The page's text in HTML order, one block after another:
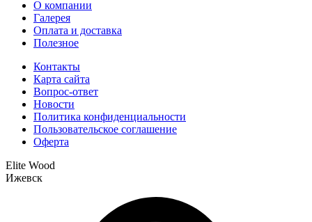
О компании
Галерея
Оплата и доставка
Полезное
Контакты
Карта сайта
Вопрос-ответ
Новости
Политика конфиденциальности
Пользовательское соглашение
Оферта
Elite Wood
Ижевск